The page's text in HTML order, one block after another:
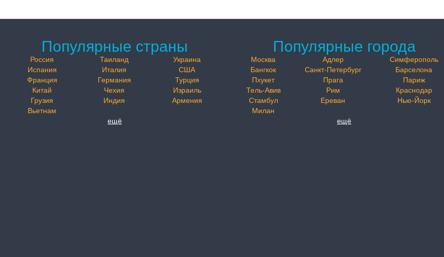
Популярные страны
Россия Таиланд
Украина
Испания
Италия
США
Франция
Германия
Турция
Китай
Чехия
Израиль
Грузия
Индия
Армения
Вьетнам
ещё
Популярные города
Москва Адлер
Симферополь
Бангкок
Санкт-Петербург
Барселона
Пхукет
Прага
Париж
Тель-Авив
Рим
Краснодар
Стамбул
Ереван
Нью-Йорк
Милан
ещё